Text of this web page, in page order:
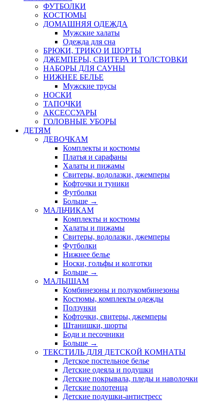
ФУТБОЛКИ
КОСТЮМЫ
ДОМАШНЯЯ ОДЕЖДА
Мужские халаты
Одежда для сна
БРЮКИ, ТРИКО И ШОРТЫ
ДЖЕМПЕРЫ, СВИТЕРА И ТОЛСТОВКИ
НАБОРЫ ДЛЯ САУНЫ
НИЖНЕЕ БЕЛЬЕ
Мужские трусы
НОСКИ
ТАПОЧКИ
АКСЕССУАРЫ
ГОЛОВНЫЕ УБОРЫ
ДЕТЯМ
ДЕВОЧКАМ
Комплекты и костюмы
Платья и сарафаны
Халаты и пижамы
Свитеры, водолазки, джемперы
Кофточки и туники
Футболки
Больше →
МАЛЬЧИКАМ
Комплекты и костюмы
Халаты и пижамы
Свитеры, водолазки, джемперы
Футболки
Нижнее белье
Носки, гольфы и колготки
Больше →
МАЛЫШАМ
Комбинезоны и полукомбинезоны
Костюмы, комплекты одежды
Ползунки
Кофточки, свитеры, джемперы
Штанишки, шорты
Боди и песочники
Больше →
ТЕКСТИЛЬ ДЛЯ ДЕТСКОЙ КОМНАТЫ
Детское постельное белье
Детские одеяла и подушки
Детские покрывала, пледы и наволочки
Детские полотенца
Детские подушки-антистресс